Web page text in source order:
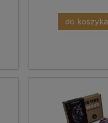
do koszyka